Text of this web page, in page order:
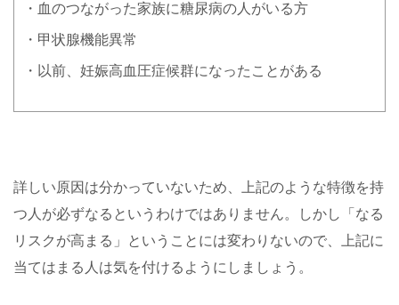
・血のつながった家族に糖尿病の人がいる方
・甲状腺機能異常
・以前、妊娠高血圧症候群になったことがある
詳しい原因は分かっていないため、上記のような特徴を持
つ人が必ずなるというわけではありません。しかし「なる
リスクが高まる」ということには変わりないので、上記に
当てはまる人は気を付けるようにしましょう。